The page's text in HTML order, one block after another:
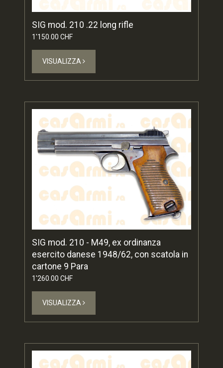
SIG mod. 210 .22 long rifle
1'150.00 CHF
VISUALIZZA
SIG mod. 210 - M49, ex ordinanza
esercito danese 1948/62, con scatola in
cartone 9 Para
1'260.00 CHF
VISUALIZZA